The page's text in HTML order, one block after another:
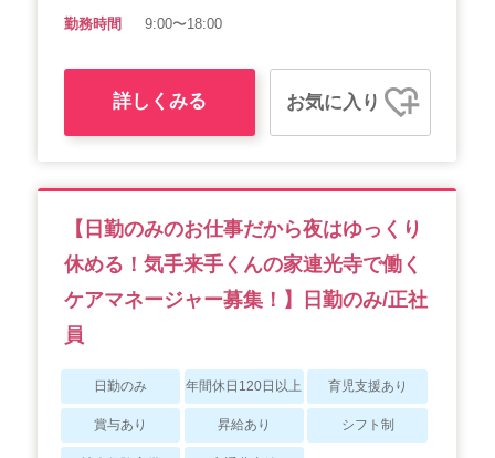
勤務時間 9:00〜18:00
詳しくみる お気に入り
【日勤のみのお仕事だから夜はゆっくり
休める！気手来手くんの家連光寺で働く
ケアマネージャー募集！】日勤のみ/正社
員
日勤のみ 年間休日120日以上 育児支援あり
賞与あり 昇給あり シフト制